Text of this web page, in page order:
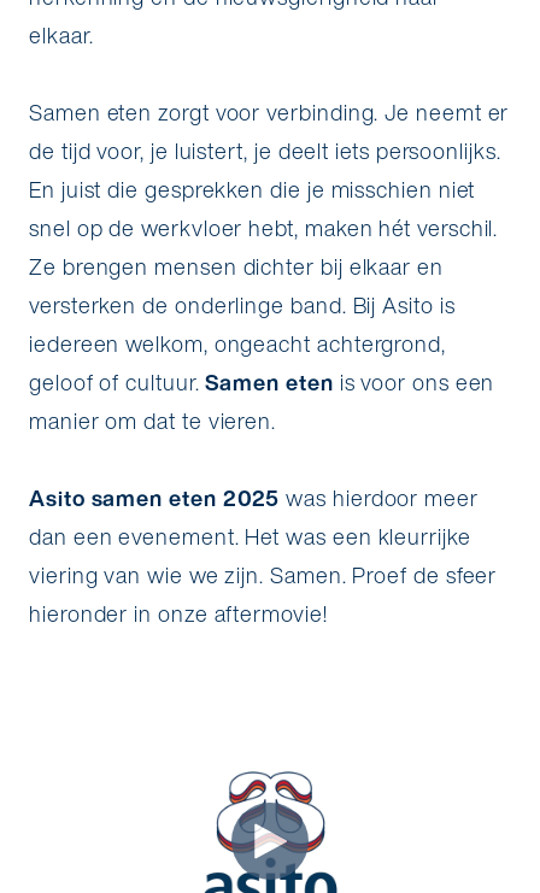
elkaar.
Samen eten zorgt voor verbinding. Je neemt er
de tijd voor, je luistert, je deelt iets persoonlijks.
En juist die gesprekken die je misschien niet
snel op de werkvloer hebt, maken hét verschil.
Ze brengen mensen dichter bij elkaar en
versterken de onderlinge band. Bij Asito is
iedereen welkom, ongeacht achtergrond,
geloof of cultuur.Samen eten is voor ons een
manier om dat te vieren.
Asito samen eten 2025 was hierdoor meer
dan een evenement. Het was een kleurrijke
viering van wie we zijn. Samen. Proef de sfeer
hieronder in onze aftermovie!